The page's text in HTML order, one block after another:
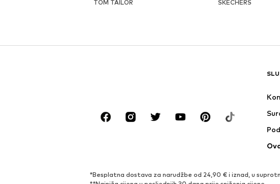
TOM TAILOR
SKECHERS
*Besplatna dostava za narudžbe od 24,90 € i iznad, u